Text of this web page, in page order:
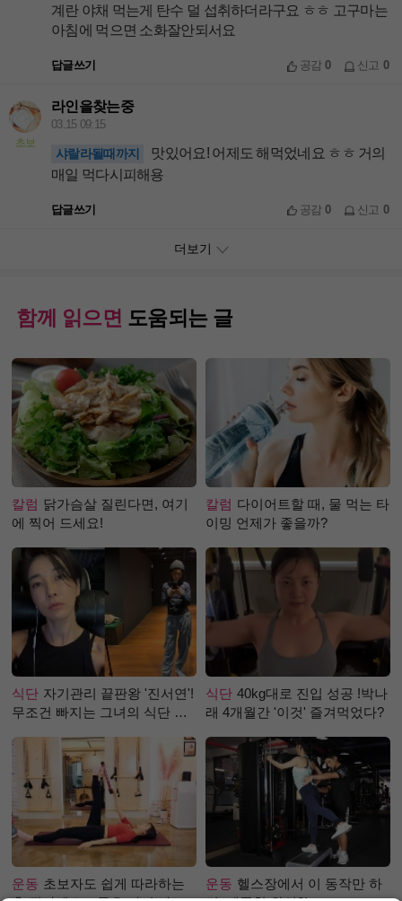
계란 야채 먹는게 탄수 덜 섭취하더라구요 ㅎㅎ 고구마는
아침에 먹으면 소화잘안되서요
답글쓰기 공감0 신고 0
초보
라인을찾는중
03.15 09:15
샤랄라될때까지
맛있어요! 어제도 해먹었네요 ㅎㅎ 거의
매일 먹다시피해용
답글쓰기 공감0 신고 0
더보기
함께 읽으면 도움되는 글
칼럼 닭가슴살 질린다면, 여기
에 찍어 드세요!
칼럼 다이어트할 때, 물 먹는 타
이밍 언제가 좋을까?
식단 자기관리 끝판왕 '진서연'!
무조건 빠지는 그녀의 식단 정
식단 40kg대로 진입 성공 !박나
래 4개월간 '이것' 즐겨먹었다?
운동 초보자도 쉽게 따라하는
운동 헬스장에서 이 동작만 하